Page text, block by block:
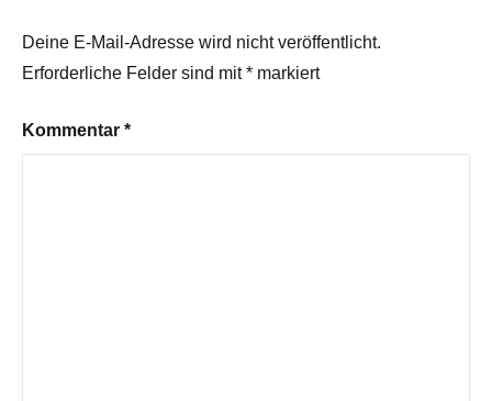
Deine E-Mail-Adresse wird nicht veröffentlicht.
Erforderliche Felder sind mit* markiert
Kommentar *